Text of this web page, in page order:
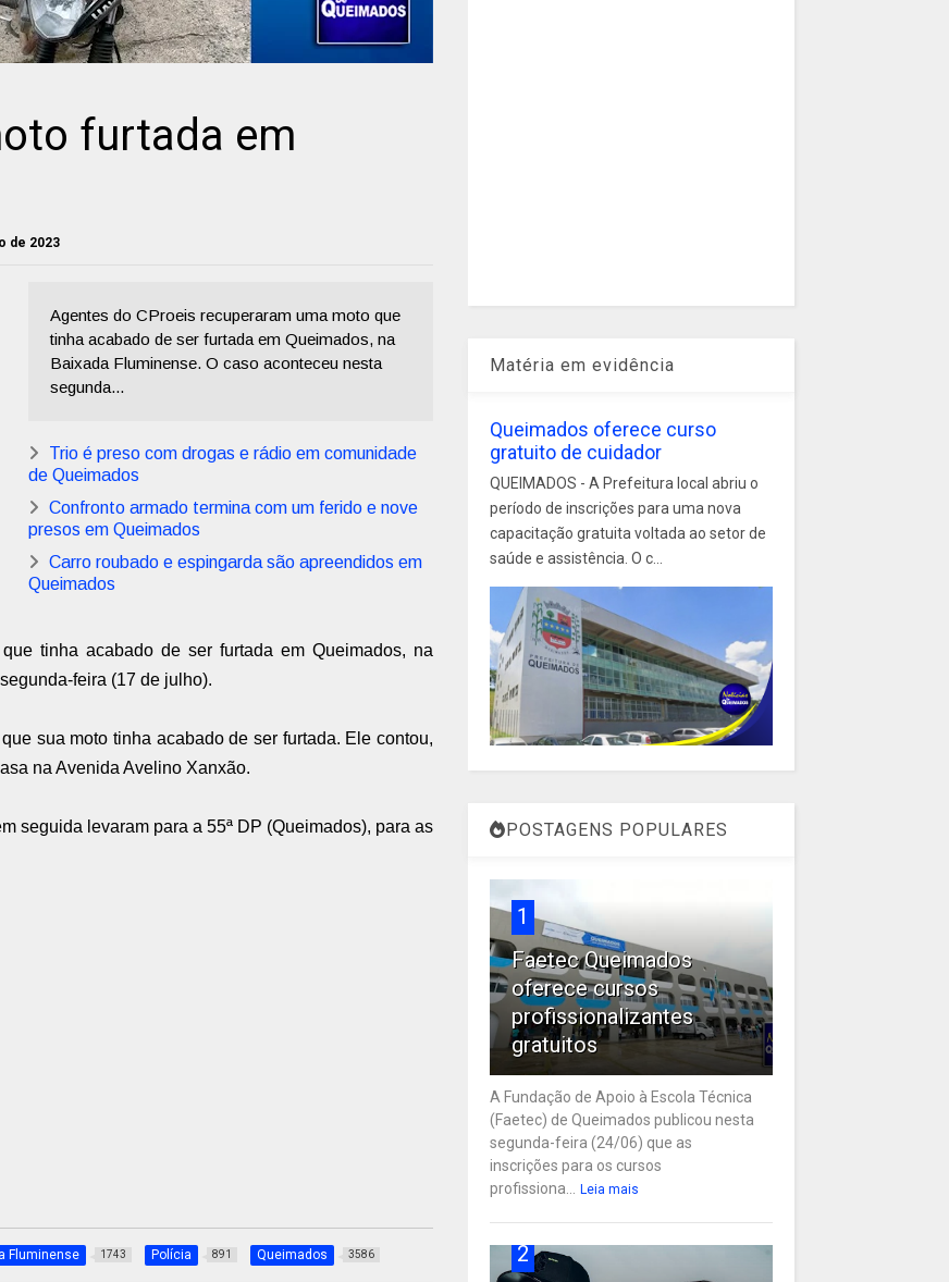
furtada em
de 2023
Agentes do CProeis recuperaram uma moto que
tinha acabado de ser furtada em Queimados, na
Baixada Fluminense. O caso aconteceu nesta
segunda...
Trio é preso com drogas e rádio em comunidade
de Queimados
Confronto armado termina com um ferido e nove
presos em Queimados
Carro roubado e espingarda são apreendidos em
Queimados
tinha acabado de ser furtada em Queimados, na
feira (17 de julho).
sua moto tinha acabado de ser furtada. Ele contou,
na Avenida Avelino Xanxão.
seguida levaram para a 55ª DP (Queimados), para as
Fluminense 1743 Polícia 891 Queimados 3586
Matéria em evidência
Queimados oferece curso
gratuito de cuidador
QUEIMADOS - A Prefeitura local abriu o
período de inscrições para uma nova
capacitação gratuita voltada ao setor de
saúde e assistência. O c...
POSTAGENS POPULARES
1
Faetec Queimados
oferece cursos
profissionalizantes
gratuitos
A Fundação de Apoio à Escola Técnica
(Faetec) de Queimados publicou nesta
segunda-feira (24/06) que as
inscrições para os cursos
profissiona...
Leia mais
2